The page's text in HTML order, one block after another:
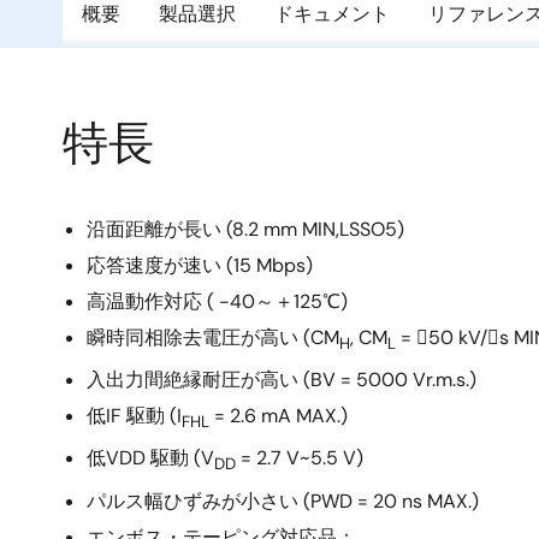
概要 製品選択 ドキュメント リファレン
特長
沿面距離が長い (8.2 mm MIN,LSSO5)
応答速度が速い (15 Mbps)
高温動作対応 ( -40～＋125℃)
瞬時同相除去電圧が高い (CMH, CML = 50 kV/s
入出力間絶縁耐圧が高い (BV = 5000 Vr.m.s.)
低IF 駆動 (IFHL = 2.6 mA MAX.)
低VDD 駆動 (VDD = 2.7 V~5.5 V)
パルス幅ひずみが小さい (PWD = 20 ns MAX.)